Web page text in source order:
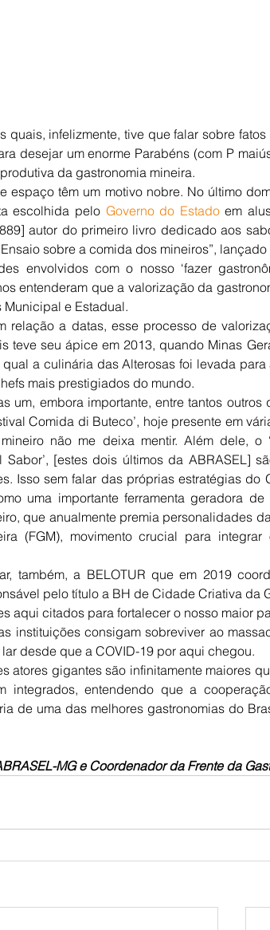
quais, infelizmente, tive que falar sobre
desejar um enorme Parabéns (com P
da gastronomia mineira.
espaço têm um motivo nobre. No último
escolhida pelo Governo do Estado em
autor do primeiro livro dedicado aos
sobre a comida dos mineiros”, lançado
envolvidos com o nosso ‘fazer
entenderam que a valorização da
e Estadual.
relação a datas, esse processo de
teve seu ápice em 2013, quando Minas
a culinária das Alterosas foi levada para
mais prestigiados do mundo.
um, embora importante, entre tantos
Comida di Buteco’, hoje presente em
não me deixa mentir. Além dele, o
Sabor’, [estes dois últimos da ABRASEL]
Isso sem falar das próprias estratégias do
uma importante ferramenta geradora
que anualmente premia personalidades
(FGM), movimento crucial para
também, a BELOTUR que em 2019
pelo título a BH de Cidade Criativa da
aqui citados para fortalecer o nosso maior
instituições consigam sobreviver ao
desde que a COVID-19 por aqui chegou.
atores gigantes são infinitamente maiores
integrados, entendendo que a
de uma das melhores gastronomias do
MG e Coordenador da Frente da